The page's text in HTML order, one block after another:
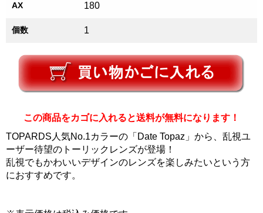
AX 180
個数 1
この商品をカゴに入れると送料が無料になります！
TOPARDS人気No.1カラーの「Date Topaz」から、乱視ユ
ーザー待望のトーリックレンズが登場！
乱視でもかわいいデザインのレンズを楽しみたいという方
におすすめです。